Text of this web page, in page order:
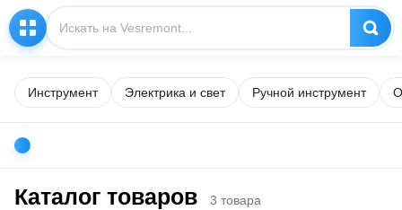
Инструмент Электрика и свет Ручной инструмент
Каталог товаров 3 товара